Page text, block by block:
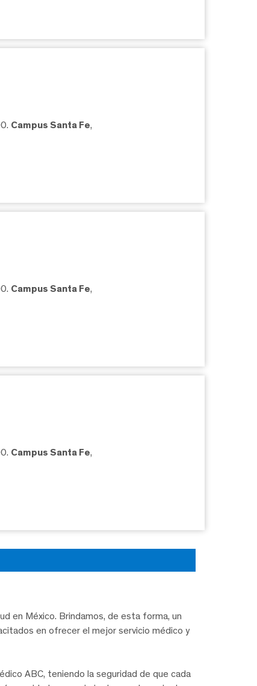
Campus Santa Fe,
Campus Santa Fe,
Campus Santa Fe,
en México. Brindamos, de esta forma, un
en ofrecer el mejor servicio médico y
ABC, teniendo la seguridad de que cada